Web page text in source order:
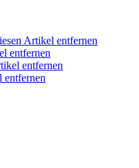
Artikel entfernen
entfernen
entfernen
entfernen